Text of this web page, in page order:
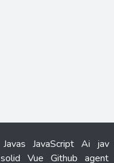
Javas JavaScript Ai jav
solid Vue Github agent